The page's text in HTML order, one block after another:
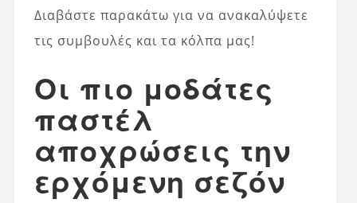
Διαβάστε παρακάτω για να ανακαλύψετε
τις συμβουλές και τα κόλπα μας!
Οι πιο μοδάτες
παστέλ
αποχρώσεις την
ερχόμενη σεζόν